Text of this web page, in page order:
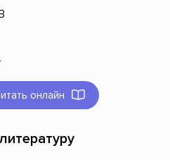
онлайн